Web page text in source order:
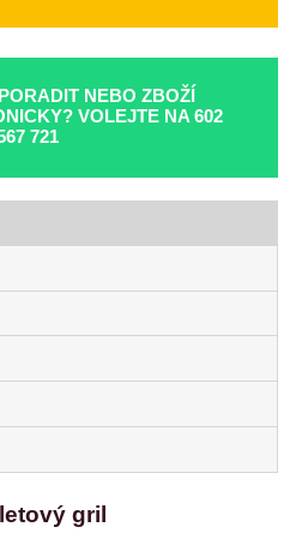
NEBO ZBOŽÍ
VOLEJTE NA 602
721
gril